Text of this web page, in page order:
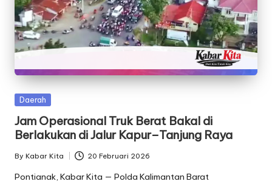
Posted
Daerah
Jam Operasional Truk Berat Bakal di
Berlakukan di Jalur Kapur–Tanjung Raya
Posted
by
By Kabar Kita 20 Februari 2026
Pontianak, Kabar Kita — Polda Kalimantan Barat